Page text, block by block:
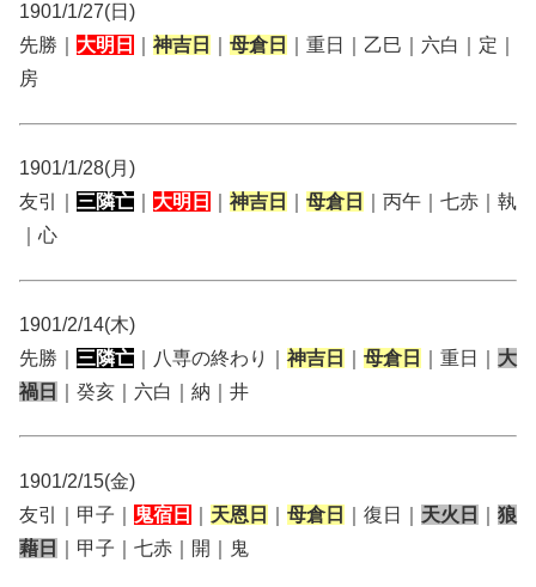
1901/1/27(日)
先勝｜ 大明日 神吉日 母倉日
｜重日｜乙巳｜六白｜定｜
房
1901/1/28(月)
友引｜ 三隣亡 大明日 神吉日 母倉日
｜丙午｜七赤｜執
｜心
1901/2/14(木)
先勝｜ 三隣亡 ｜八専の終わり｜ 神吉日 母倉日 ｜重日｜ 大
禍日
｜癸亥｜六白｜納｜井
1901/2/15(金)
友引｜甲子｜
鬼宿日 天恩日 母倉日 ｜復日｜ 天火日
狼
藉日
｜甲子｜七赤｜開｜鬼